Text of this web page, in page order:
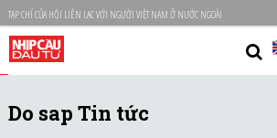
TẠP CHÍ CỦA HỘI LIÊN LẠC VỚI NGƯỜI VIỆT NAM Ở NƯỚC NGOÀI
Do sap Tin tức